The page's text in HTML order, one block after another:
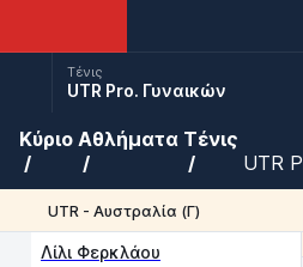
Τένις
UTR Pro. Γυναικών
Κύριο Αθλήματα Τένις
UTR
UTR - Αυστραλία (Γ)
Λίλι Φερκλάου